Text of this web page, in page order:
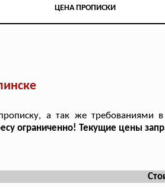
ЦЕНА ПРОПИСКИ
а так же требованиями в
ограниченно! Текущие цены